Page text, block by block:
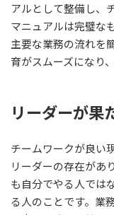
アルとして整備し、
マニュアルは完璧な
主要な業務の流れを
育がスムーズになり
リーダーが果
チームワークが良い
リーダーの存在があ
も自分でやる人では
る人のことです。業